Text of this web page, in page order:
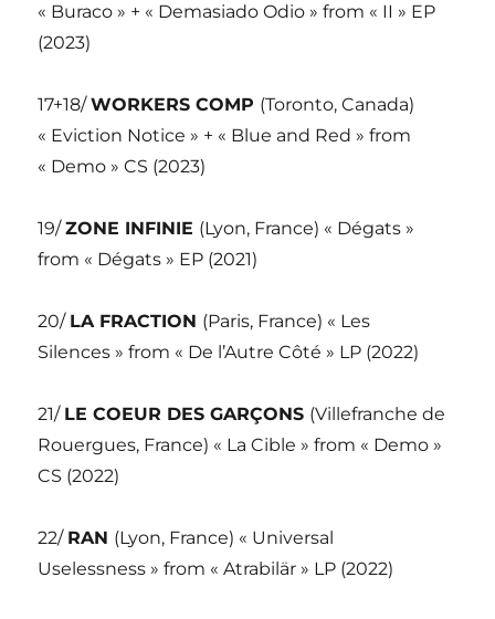
« Buraco » + « Demasiado Odio » from « II » EP
(2023)
17+18/WORKERS COMP (Toronto, Canada)
« Eviction Notice » + « Blue and Red » from
« Demo » CS (2023)
19/ZONE INFINIE (Lyon, France) « Dégats »
from « Dégats » EP (2021)
20/ LA FRACTION (Paris, France) « Les
Silences » from « De l’Autre Côté » LP (2022)
21/ LE COEUR DES GARÇONS (Villefranche de
Rouergues, France) « La Cible » from « Demo »
CS (2022)
22/ RAN (Lyon, France) « Universal
Uselessness » from « Atrabilär » LP (2022)